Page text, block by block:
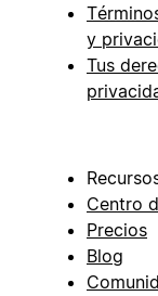
y
Tus
Centro
Precios
Blog